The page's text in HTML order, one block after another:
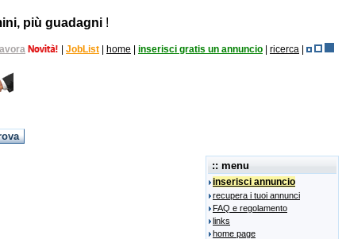
più guadagni!
JobList home inserisci gratis un annuncio ricerca
:: menu
inserisci annuncio
recupera i tuoi annunci
FAQ e regolamento
links
home page